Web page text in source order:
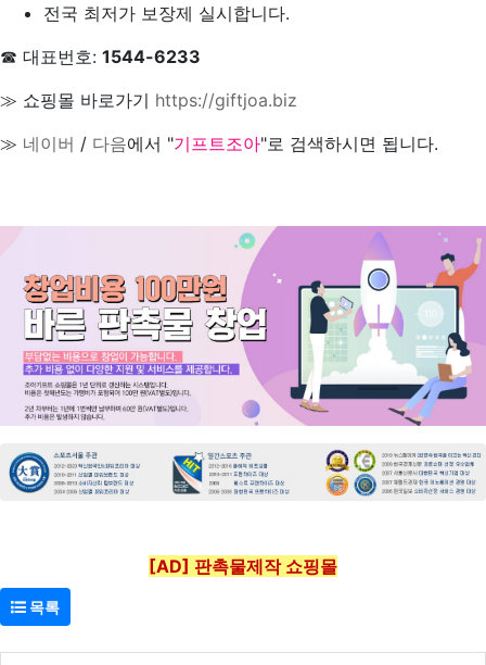
전국 최저가 보장제 실시합니다.
☎ 대표번호: 1544-6233
≫ 쇼핑몰 바로가기 https://giftjoa.biz
≫ 네이버 / 다음에서 "기프트조아"로 검색하시면 됩니다.
[AD] 판촉물제작 쇼핑몰
목록